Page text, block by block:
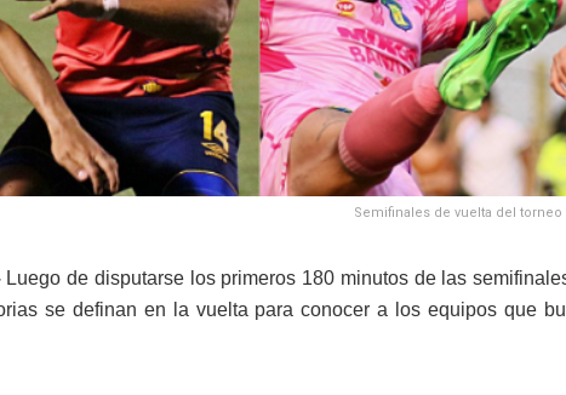
Semifinales de vuelta del torneo
Luego de disputarse los primeros 180 minutos de las
se definan en la vuelta para conocer a los equipos que